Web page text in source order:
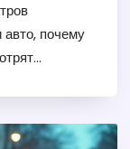
почему